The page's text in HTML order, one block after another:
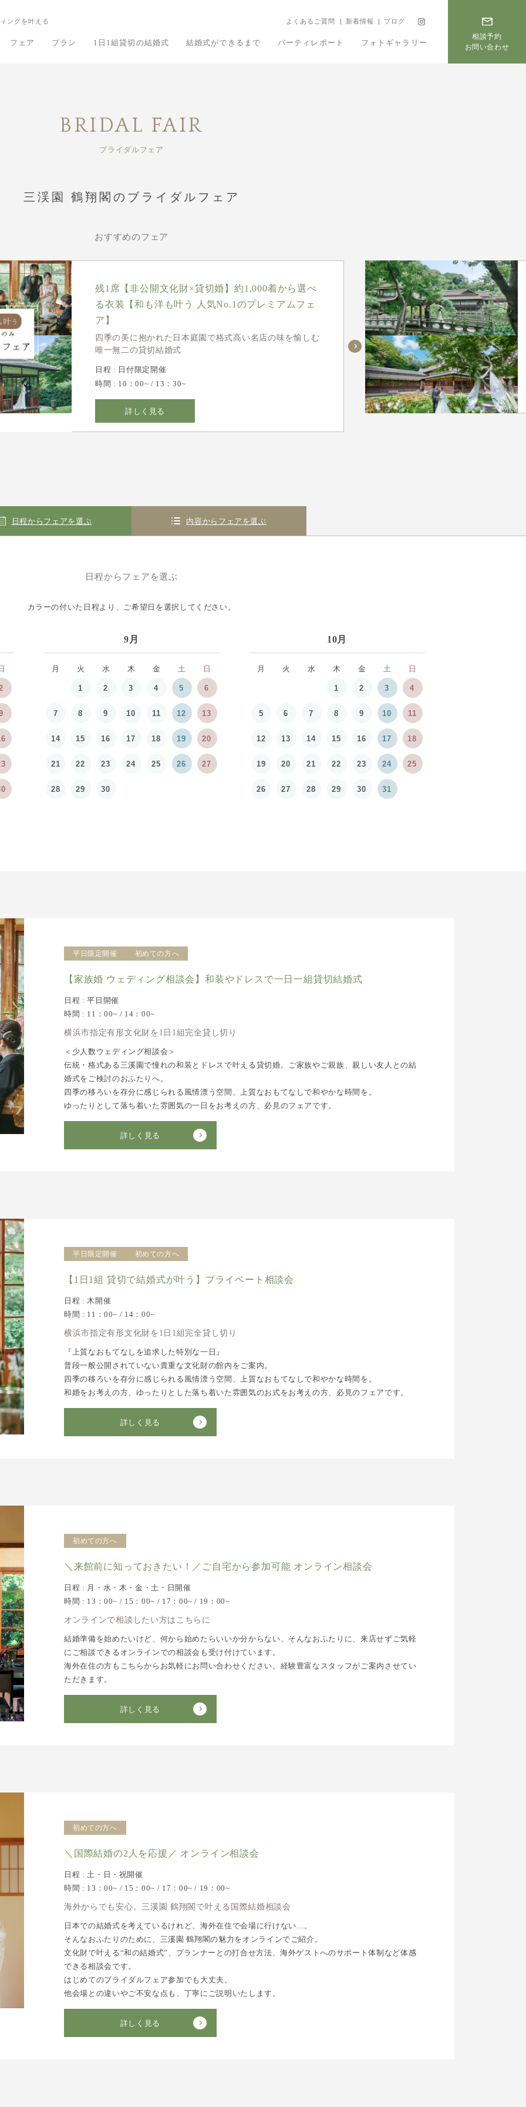
ングを叶える よくあるご質問 新着情報 ブログ
フェア プラン 1日1組貸切の結婚式 結婚式ができるまで パーティレポート フォトギャラリー
相談予約
お問い合わせ
BRIDAL FAIR
ブライダルフェア
三渓園 鶴翔閣のブライダルフェア
おすすめのフェア
残1席【非公開文化財×貸切婚】約1,000着から選べ
る衣装【和も洋も叶う 人気No.1のプレミアムフェ
ア】
四季の美に抱かれた日本庭園で格式高い名店の味を愉しむ
唯一無二の貸切結婚式
日程 : 日付限定開催
時間 : 10：00~ / 13：30~
詳しく見る
日程からフェアを選ぶ 内容からフェアを選ぶ
日程からフェアを選ぶ
カラーの付いた日程より、 ご希望日を選択してください。
9月
月 火 水 木 金 土 日
1 2 3 4 5 6
7 8 9 10 11 12 13
14 15 16 17 18 19 20
21 22 23 24 25 26 27
28 29 30
10月
月 火 水 木 金 土 日
1 2 3 4
5 6 7 8 9 10 11
12 13 14 15 16 17 18
19 20 21 22 23 24 25
26 27 28 29 30 31
平日限定開催 初めての方へ
【家族婚 ウェディング相談会】和装やドレスで一日一組貸切結婚式
日程 : 平日開催
時間 : 11：00~ / 14：00~
横浜市指定有形文化財を1日1組完全貸し切り
＜少人数ウェディング相談会＞
伝統・格式ある三溪園で憧れの和装とドレスで叶える貸切婚。ご家族やご親族、親しい友人との結
婚式をご検討のおふたりへ。
四季の移ろいを存分に感じられる風情漂う空間、上質なおもてなしで和やかな時間を。
ゆったりとして落ち着いた雰囲気の一日をお考えの方、必見のフェアです。
詳しく見る
平日限定開催 初めての方へ
【1日1組 貸切で結婚式が叶う】プライベート相談会
日程 : 木開催
時間 : 11：00~ / 14：00~
横浜市指定有形文化財を1日1組完全貸し切り
『上質なおもてなしを追求した特別な一日』
普段一般公開されていない貴重な文化財の館内をご案内。
四季の移ろいを存分に感じられる風情漂う空間、上質なおもてなしで和やかな時間を。
和婚をお考えの方、ゆったりとした落ち着いた雰囲気のお式をお考えの方、必見のフェアです。
詳しく見る
初めての方へ
＼来館前に知っておきたい！／ご自宅から参加可能 オンライン相談会
日程 : 月・水・木・金・土・日開催
時間 : 13：00~ / 15：00~ / 17：00~ / 19：00~
オンラインで相談したい方はこちらに
結婚準備を始めたいけど、何から始めたらいいか分からない、そんなおふたりに、来店せずご気軽
にご相談できるオンラインでの相談会も受け付けています。
海外在住の方もこちらからお気軽にお問い合わせください。経験豊富なスタッフがご案内させてい
ただきます。
詳しく見る
初めての方へ
＼国際結婚の2人を応援／ オンライン相談会
日程 : 土・日・祝開催
時間 : 13：00~ / 15：00~ / 17：00~ / 19：00~
海外からでも安心。三溪園 鶴翔閣で叶える国際結婚相談会
日本での結婚式を考えているけれど、海外在住で会場に行けない…。
そんなおふたりのために、三溪園 鶴翔閣の魅力をオンラインでご紹介。
文化財で叶える“和の結婚式”、プランナーとの打合せ方法、海外ゲストへのサポート体制など体感
できる相談会です。
はじめてのブライダルフェア参加でも大丈夫。
他会場との違いやご不安な点も、丁寧にご説明いたします。
詳しく見る